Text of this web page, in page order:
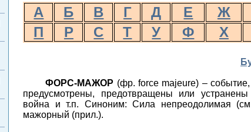
А Б В Г Д Е Ж
П
Р С Т У Ф Х
ФОРС-МАЖОР (фр. force majeure) –
предусмотрены, предотвращены или
война и т.п. Синоним: Сила непреодолимая
мажорный (прил.).